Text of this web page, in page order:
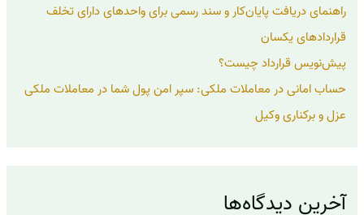
راهنمای دریافت پایان‌کار و سند رسمی برای واحدهای دارای تخلف
قراردادهای یکسان
پیش‌نویس قرارداد چیست؟
حساب امانی در معاملات ملکی: سپر امن پول شما در معاملات ملکی
عزل و برکناری وکیل
آخرین دیدگاه‌ها